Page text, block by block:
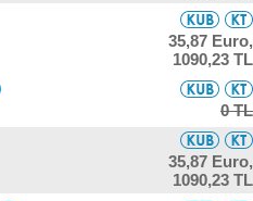
35,87 Euro,
1090,23 TL
0 TL
35,87 Euro,
1090,23 TL